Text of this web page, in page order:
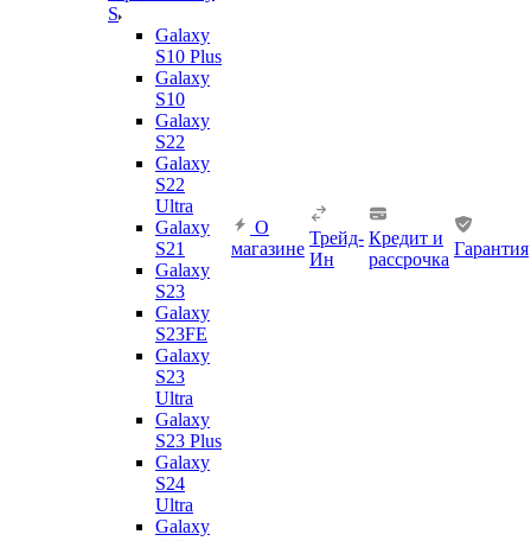
S
Galaxy
S10 Plus
Galaxy
S10
Galaxy
S22
Galaxy
S22
Ultra
Galaxy
S21
Galaxy
S23
Galaxy
S23FE
Galaxy
S23
Ultra
Galaxy
S23 Plus
Galaxy
S24
Ultra
Galaxy
О
магазине
Трейд-
Ин
Кредит и
рассрочка
Гарантия